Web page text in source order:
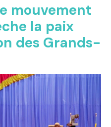
mouvement
la paix
des Grands-